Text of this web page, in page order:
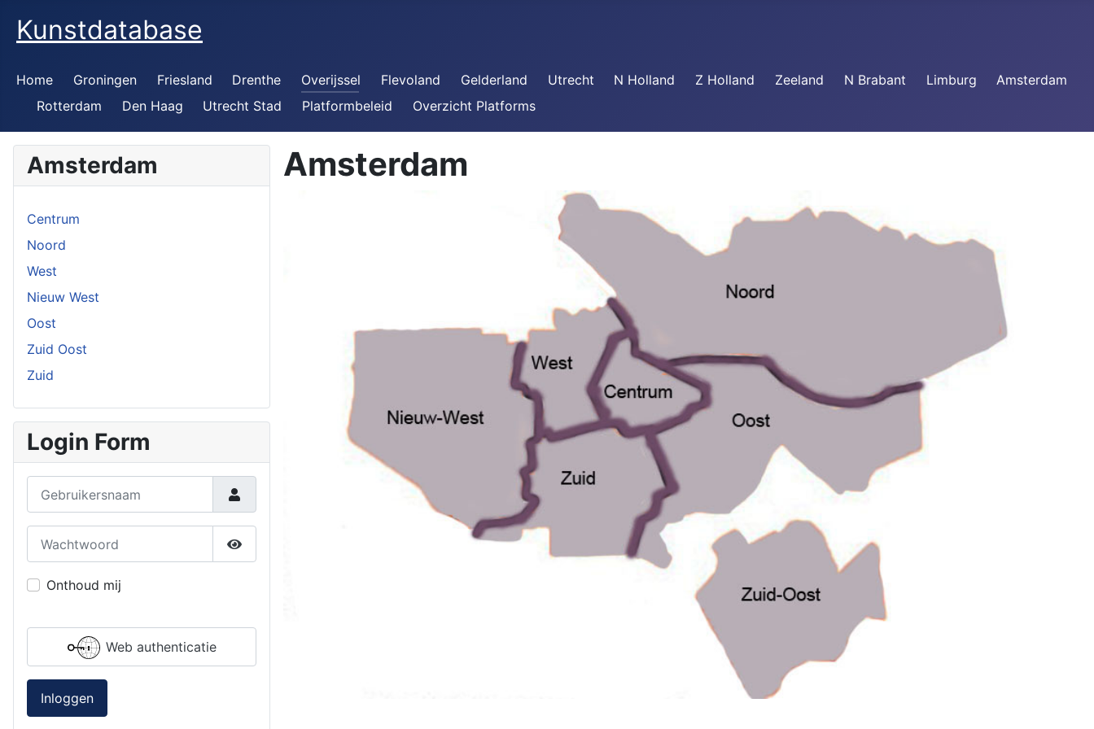
Kunstdatabase
Home Groningen Friesland Drenthe Overijssel Flevoland Gelderland Utrecht N Holland Z Holland Zeeland N Brabant Limburg
Amsterdam
Rotterdam
Den Haag Utrecht Stad Platformbeleid Overzicht Platforms
Amsterdam
Centrum
Noord
West
Nieuw West
Oost
Zuid Oost
Zuid
Login Form
Toon wachtwoord
Onthoud mij
Web authenticatie
Inloggen
Amsterdam